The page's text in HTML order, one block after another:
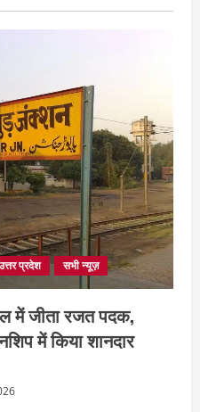
प्रदेश सभी न्यूज़
में जीता रजत पदक,
में किया शानदार